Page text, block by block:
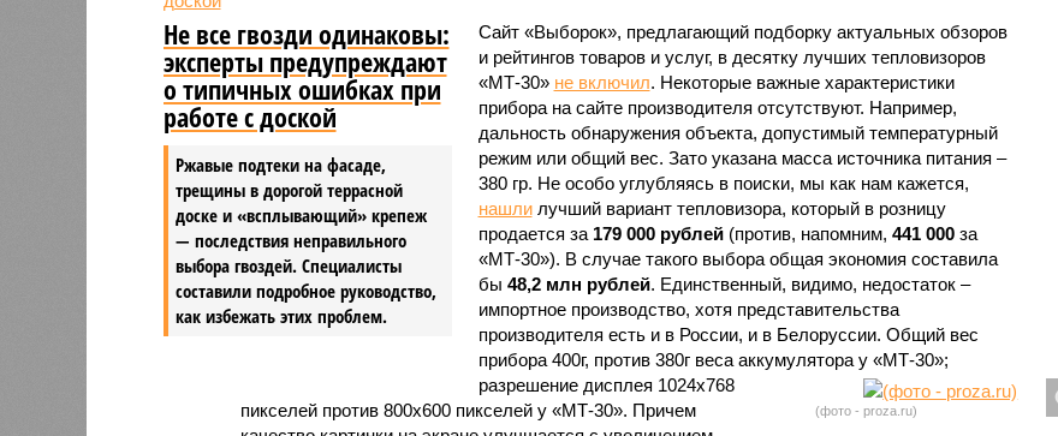
Не все гвозди одинаковы:
эксперты предупреждают
о типичных ошибках при
работе с доской
Ржавые подтеки на фасаде,
трещины в дорогой террасной
доске и «всплывающий» крепеж
— последствия неправильного
выбора гвоздей. Специалисты
составили подробное руководство,
как избежать этих проблем.
(фото - proza.ru)
Сайт «Выборок», предлагающий подборку актуальных обзоров
и рейтингов товаров и услуг, в десятку лучших тепловизоров
«МТ-30» не включил. Некоторые важные характеристики
прибора на сайте производителя отсутствуют. Например,
дальность обнаружения объекта, допустимый температурный
режим или общий вес. Зато указана масса источника питания –
380 гр. Не особо углубляясь в поиски, мы как нам кажется,
нашлилучший вариант тепловизора, который в розницу
продается за 179 000 рублей(против, напомним, 441 000за
«МТ-30»). В случае такого выбора общая экономия составила
бы 48,2 млн рублей. Единственный, видимо, недостаток –
импортное производство, хотя представительства
производителя есть и в России, и в Белоруссии. Общий вес
прибора 400г, против 380г веса аккумулятора у «МТ-30»;
разрешение дисплея 1024x768
пикселей против 800х600 пикселей у «МТ-30». Причем